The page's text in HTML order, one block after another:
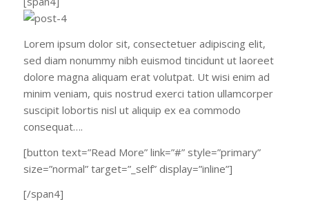
Lorem ipsum dolor sit, consectetuer adipiscing elit,
sed diam nonummy nibh euismod tincidunt ut laoreet
dolore magna aliquam erat volutpat. Ut wisi enim ad
minim veniam, quis nostrud exerci tation ullamcorper
suscipit lobortis nisl ut aliquip ex ea commodo
consequat….
[button text=”Read More” link=”#” style=”primary”
size=”normal” target=”_self” display=”inline”]
[/span4]